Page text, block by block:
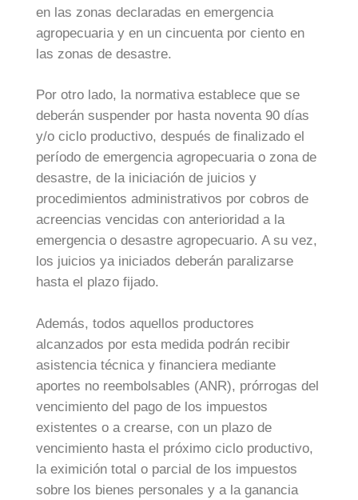
en las zonas declaradas en emergencia
agropecuaria y en un cincuenta por ciento en
las zonas de desastre.
Por otro lado, la normativa establece que se
deberán suspender por hasta noventa 90 días
y/o ciclo productivo, después de finalizado el
período de emergencia agropecuaria o zona de
desastre, de la iniciación de juicios y
procedimientos administrativos por cobros de
acreencias vencidas con anterioridad a la
emergencia o desastre agropecuario. A su vez,
los juicios ya iniciados deberán paralizarse
hasta el plazo fijado.
Además, todos aquellos productores
alcanzados por esta medida podrán recibir
asistencia técnica y financiera mediante
aportes no reembolsables (ANR), prórrogas del
vencimiento del pago de los impuestos
existentes o a crearse, con un plazo de
vencimiento hasta el próximo ciclo productivo,
la eximición total o parcial de los impuestos
sobre los bienes personales y a la ganancia